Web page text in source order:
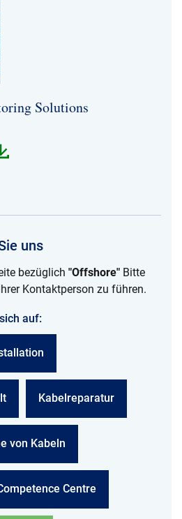
Solutions
uns
bezüglich "Offshore" Bitte
Kontaktperson zu führen.
auf:
Kabelreparatur
von Kabeln
Centre